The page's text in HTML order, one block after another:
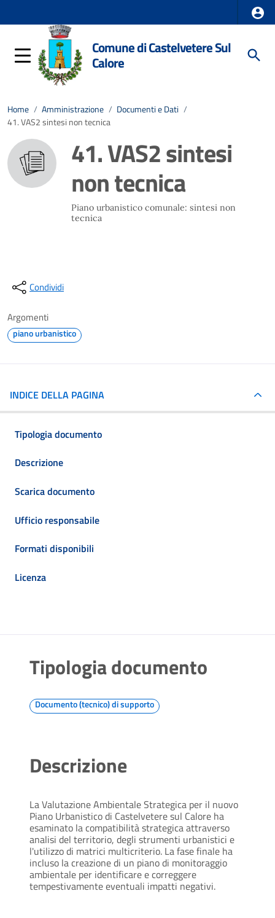
Comune di Castelvetere Sul
Calore
Home / Amministrazione / Documenti e Dati /
41. VAS2 sintesi non tecnica
41. VAS2 sintesi
non tecnica
Piano urbanistico comunale: sintesi non
tecnica
Condividi
Argomenti
piano urbanistico
INDICE DELLA PAGINA
Tipologia documento
Descrizione
Scarica documento
Ufficio responsabile
Formati disponibili
Licenza
Tipologia documento
Documento (tecnico) di supporto
Descrizione
La Valutazione Ambientale Strategica per il nuovo
Piano Urbanistico di Castelvetere sul Calore ha
esaminato la compatibilità strategica attraverso
analisi del territorio, degli strumenti urbanistici e
l'utilizzo di matrici multicriterio. La fase finale ha
incluso la creazione di un piano di monitoraggio
ambientale per identificare e correggere
tempestivamente eventuali impatti negativi.